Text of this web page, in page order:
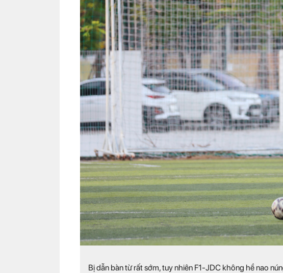
Bị dẫn bàn từ rất sớm, tuy nhiên F1-JDC không hề nao